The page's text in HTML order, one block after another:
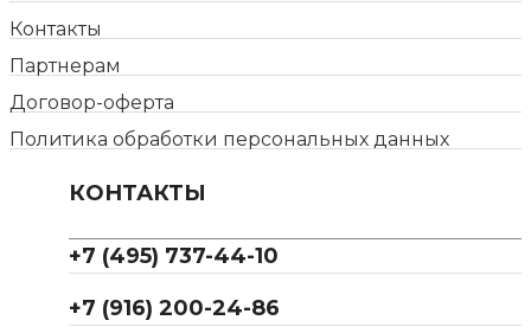
Контакты
Партнерам
Договор-оферта
Политика обработки персональных данных
КОНТАКТЫ
+7 (495) 737-44-10
+7 (916) 200-24-86